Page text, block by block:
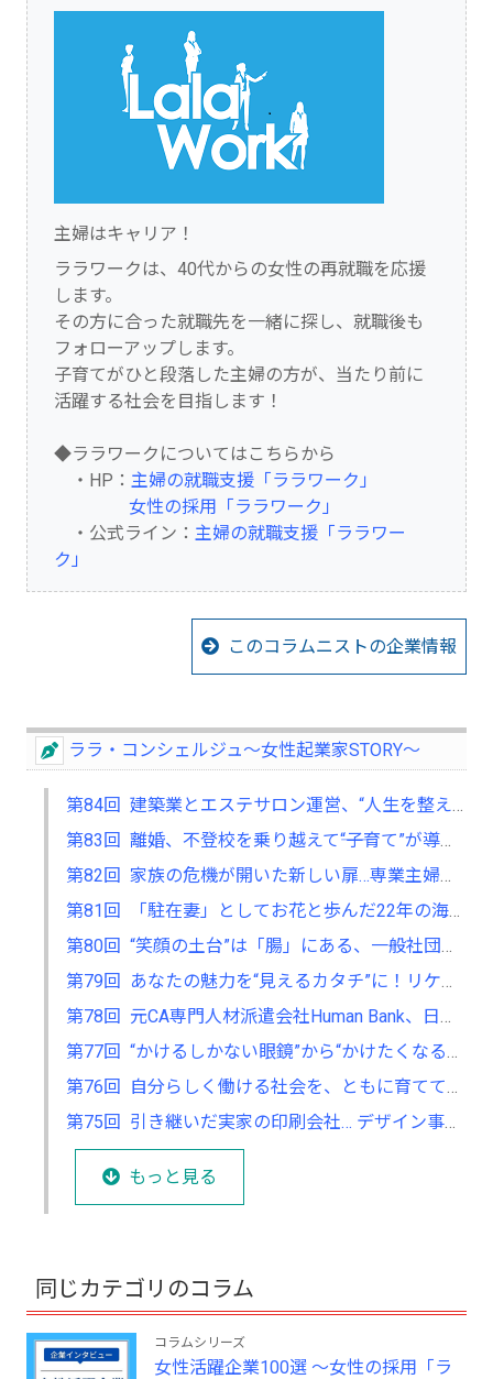
主婦はキャリア！
ララワークは、40代からの女性の再就職を応援
します。
その方に合った就職先を一緒に探し、就職後も
フォローアップします。
子育てがひと段落した主婦の方が、当たり前に
活躍する社会を目指します！
◆ララワークについてはこちらから
・HP： 主婦の就職支援「ララワーク」
女性の採用「ララワーク」
・公式ライン： 主婦の就職支援「ララワー
ク」
このコラムニストの企業情報
ララ・コンシェルジュ～女性起業家STORY～
第84回 建築業とエステサロン運営、“人生を整えるメンテナンス”という想い
第83回 離婚、不登校を乗り越えて――“子育て”が導いたオンリーワンの女性起業家支援
第82回 家族の危機が開いた新しい扉…専業主婦からパステルヒーリングセラピストへ
第81回 「駐在妻」としてお花と歩んだ22年の海外生活、フラワーサロン主宰へ
第80回 “笑顔の土台”は「腸」にある、一般社団法人腸活環境育成協会を設立
第79回 あなたの魅力を“見えるカタチ”に！リケジョが挑むLPデザイン
第78回 元CA専門人材派遣会社Human Bank、日本のおもてなしを世界に届ける
第77回 “かけるしかない眼鏡”から“かけたくなる眼鏡”へ、女性の人生を後押ししたい！
第76回 自分らしく働ける社会を、ともに育てていく ～社労士と森林浴、二つの視点で“人”に寄り添う～
第75回 引き継いだ実家の印刷会社… デザイン事業を立ち上げ、会社の新しい柱に！
もっと見る
同じカテゴリのコラム
コラムシリーズ
女性活躍企業100選 ～女性の採用「ラ